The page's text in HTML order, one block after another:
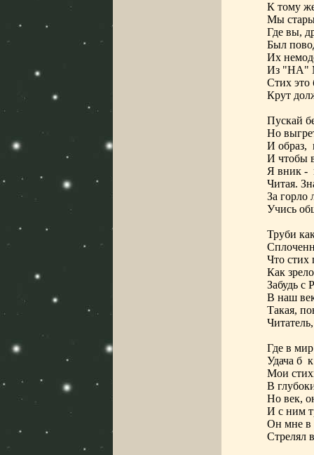
К тому
Мы
Где вы,
Был
Их
Из "НА"
Стих это
Крут
Пускай
Но
И образ,
И чтобы
Я вник -
Читая.
За горло
Учись
Труби
Что стих
Как
Забудь с
В наш
Такая,
Где в
Удача б
Мои
В
Но век,
И с ним
Он мне в
Стрелял